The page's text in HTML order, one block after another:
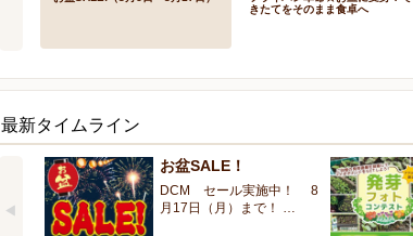
きたてをそのまま食卓へ
最新タイムライン
お盆SALE！
DCM セール実施中！ 8
月17日（月）まで！ …